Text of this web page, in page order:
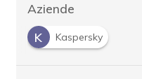
Aziende
K
Kaspersky